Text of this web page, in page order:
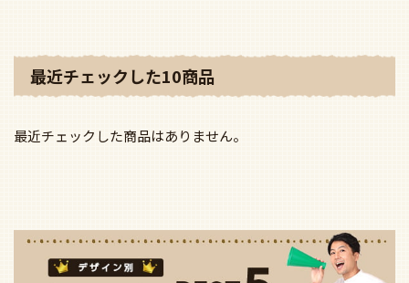
最近チェックした10商品
最近チェックした商品はありません。